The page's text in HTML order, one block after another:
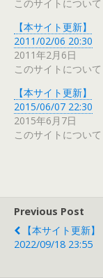
このサイトについて
【本サイト更新】
2011/02/06 20:30
2011年2月6日
このサイトについて
【本サイト更新】
2015/06/07 22:30
2015年6月7日
このサイトについて
Previous Post
【本サイト更新】
2022/09/18 23:55